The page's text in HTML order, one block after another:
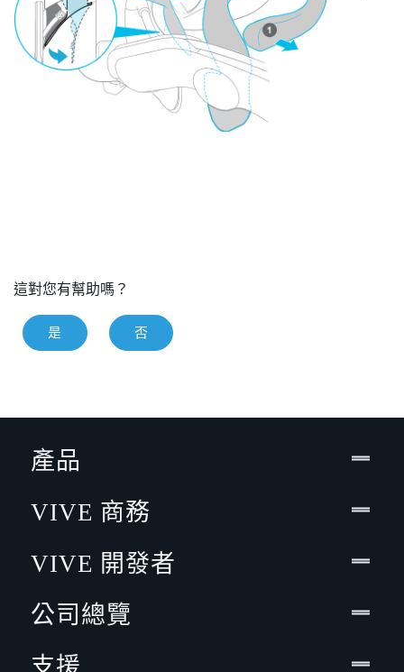
這對您有幫助嗎？
是 否
產品
VIVE 商務
VIVE 開發者
公司總覽
支援